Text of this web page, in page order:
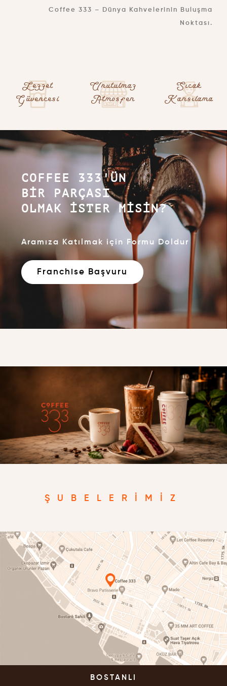
Coffee 333 – Dünya Kahvelerinin Buluşma
Noktası.
Lezzet
Güvencesi
Unutulmaz
Atmosfer
Sıcak
Karsılama
COFFEE 333'ÜN
BIR PARÇASI
OLMAK İSTER MISIN?
Aramıza Katılmak için Formu Doldur
Franchise Başvuru
ŞUBELERIMIZ
BOSTANLI